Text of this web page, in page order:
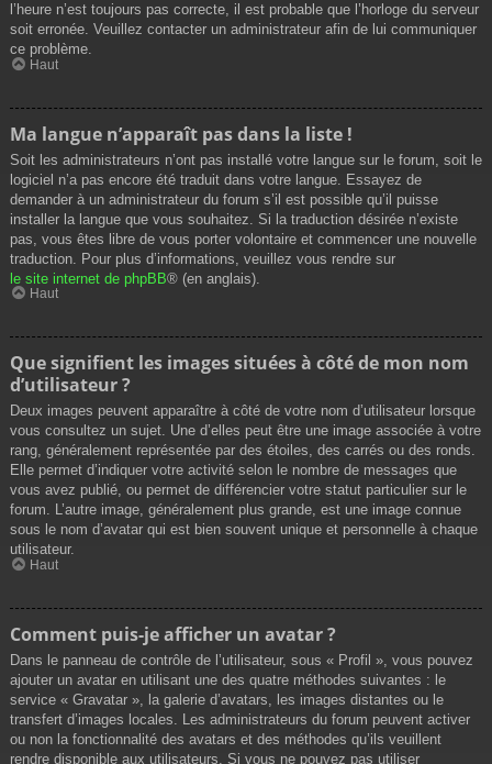
l’heure n’est toujours pas correcte, il est probable que l’horloge du serveur
soit erronée. Veuillez contacter un administrateur afin de lui communiquer
ce problème.
Haut
Ma langue n’apparaît pas dans la liste !
Soit les administrateurs n’ont pas installé votre langue sur le forum, soit le
logiciel n’a pas encore été traduit dans votre langue. Essayez de
demander à un administrateur du forum s’il est possible qu’il puisse
installer la langue que vous souhaitez. Si la traduction désirée n’existe
pas, vous êtes libre de vous porter volontaire et commencer une nouvelle
traduction. Pour plus d’informations, veuillez vous rendre sur
le site internet de phpBB® (en anglais).
Haut
Que signifient les images situées à côté de mon nom
d’utilisateur ?
Deux images peuvent apparaître à côté de votre nom d’utilisateur lorsque
vous consultez un sujet. Une d’elles peut être une image associée à votre
rang, généralement représentée par des étoiles, des carrés ou des ronds.
Elle permet d’indiquer votre activité selon le nombre de messages que
vous avez publié, ou permet de différencier votre statut particulier sur le
forum. L’autre image, généralement plus grande, est une image connue
sous le nom d’avatar qui est bien souvent unique et personnelle à chaque
utilisateur.
Haut
Comment puis-je afficher un avatar ?
Dans le panneau de contrôle de l’utilisateur, sous « Profil », vous pouvez
ajouter un avatar en utilisant une des quatre méthodes suivantes : le
service « Gravatar », la galerie d’avatars, les images distantes ou le
transfert d’images locales. Les administrateurs du forum peuvent activer
ou non la fonctionnalité des avatars et des méthodes qu’ils veuillent
rendre disponible aux utilisateurs. Si vous ne pouvez pas utiliser